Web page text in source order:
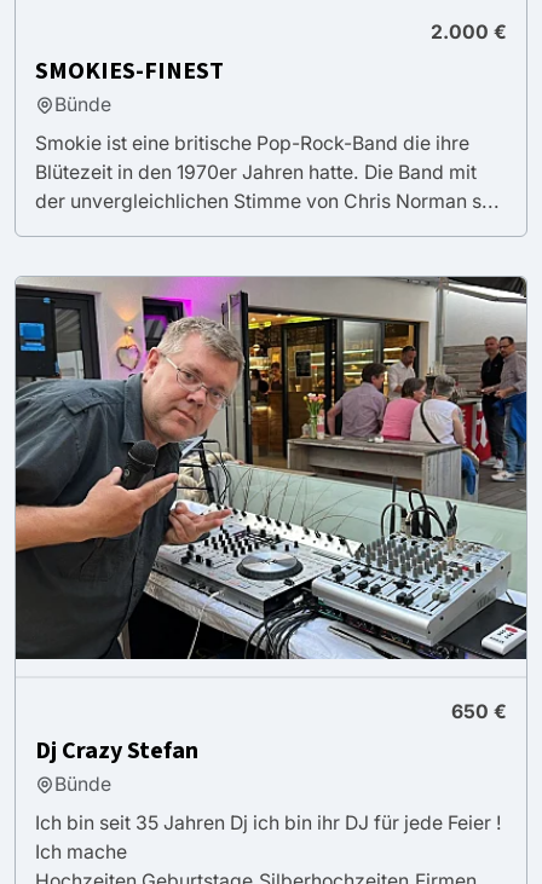
2.000 €
SMOKIES-FINEST
Bünde
Smokie ist eine britische Pop-Rock-Band die ihre
Blütezeit in den 1970er Jahren hatte. Die Band mit
der unvergleichlichen Stimme von Chris Norman s...
650 €
Dj Crazy Stefan
Bünde
Ich bin seit 35 Jahren Dj ich bin ihr DJ für jede Feier !
Ich mache